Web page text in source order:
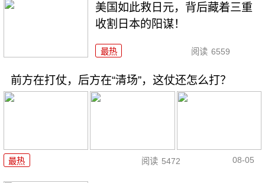
美国如此救日元，背后藏着三重
收割日本的阳谋！
最热 阅读 6559
前方在打仗，后方在“清场”，这仗还怎么打？
最热 阅读 5472 08-05